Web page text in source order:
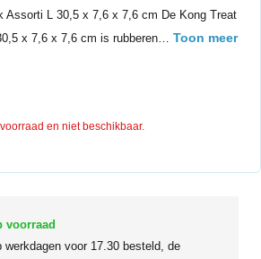
Assorti L 30,5 x 7,6 x 7,6 cm De Kong Treat
x 7,6 x 7,6 cm is rubberen… Toon meer
en niet beschikbaar.
voorraad
werkdagen voor 17.30 besteld, de